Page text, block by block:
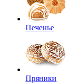
Печенье
Пряники